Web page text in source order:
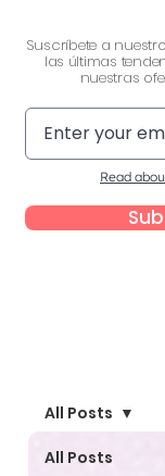
Suscríbete a
las últimas
nuestras
Read
All Posts
All Posts